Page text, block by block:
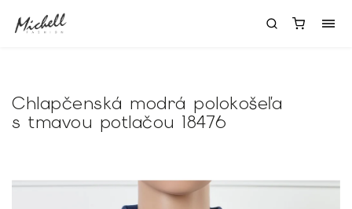
Chlapčenská modrá polokošeľa
s tmavou potlačou 18476